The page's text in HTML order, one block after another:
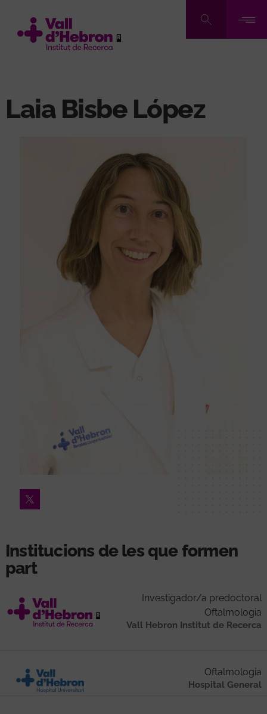
contingut
Laia Bisbe López
Twitter
Institucions de les que formen
part
Investigador/a predoctoral
Oftalmologia
Vall Hebron Institut de Recerca
Oftalmologia
Hospital General